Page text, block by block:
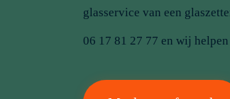
glasservice van een
06 17 81 27 77 en wij